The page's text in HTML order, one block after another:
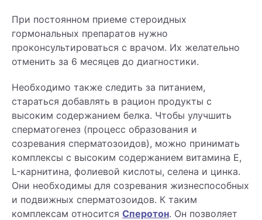
При постоянном приеме стероидных
гормональных препаратов нужно
проконсультироваться с врачом. Их желательно
отменить за 6 месяцев до диагностики.
Необходимо также следить за питанием,
стараться добавлять в рацион продукты с
высоким содержанием белка. Чтобы улучшить
сперматогенез (процесс образования и
созревания сперматозоидов), можно принимать
комплексы с высоким содержанием витамина Е,
L-карнитина, фолиевой кислоты, селена и цинка.
Они необходимы для созревания жизнеспособных
и подвижных сперматозоидов. К таким
комплексам относится Сперотон. Он позволяет